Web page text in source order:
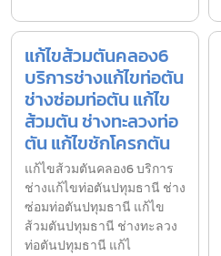
แก้ไขส้วมตันคลอง6
บริการช่างแก้ไขท่อตัน
ช่างซ่อมท่อตัน แก้ไข
ส้วมตัน ช่างทะลวงท่อ
ตัน แก้ไขชักโครกตัน
แก้ไขส้วมตันคลอง6 บริการ
ช่างแก้ไขท่อตันปทุมธานี ช่าง
ซ่อมท่อตันปทุมธานี แก้ไข
ส้วมตันปทุมธานี ช่างทะลวง
ท่อตันปทุมธานี แก้ไ